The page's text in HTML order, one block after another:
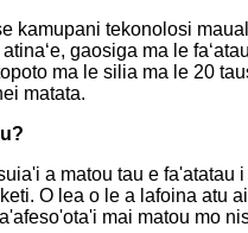
kamupani tekonolosi
atinaʻe, gaosiga ma le
ma le silia ma le 20
matata.
a matou tau e fa'atatau
O lea o le a lafoina atu
mai matou mo